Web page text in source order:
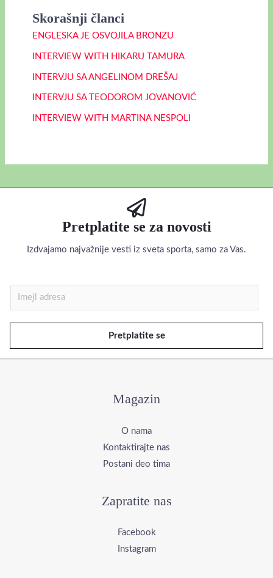
Skorašnji članci
ENGLESKA JE OSVOJILA BRONZU
INTERVIEW WITH HIKARU TAMURA
INTERVJU SA ANGELINOM DREŠAJ
INTERVJU SA TEODOROM JOVANOVIĆ
INTERVIEW WITH MARTINA NESPOLI
Pretplatite se za novosti
Izdvajamo najvažnije vesti iz sveta sporta, samo za Vas.
m
e
l
Pretplatite se
Magazin
O nama
Kontaktirajte nas
Postani deo tima
Zapratite nas
Facebook
Instagram